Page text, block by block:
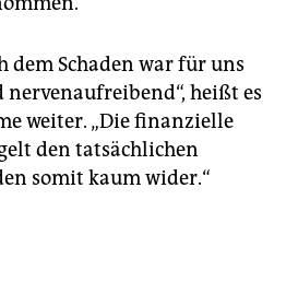
dem Schaden war für uns
heißt es
weiter. „Die finanzielle
den tatsächlichen
somit kaum wider.“